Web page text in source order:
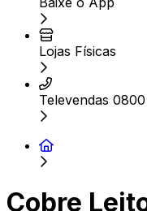
Lojas Físicas
Televendas
Cobre